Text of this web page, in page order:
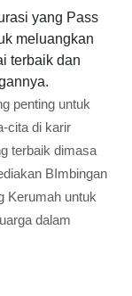
yang Pass
meluangkan
terbaik dan
penting untuk
cita di karir
terbaik dimasa
BImbingan
Kerumah untuk
dalam